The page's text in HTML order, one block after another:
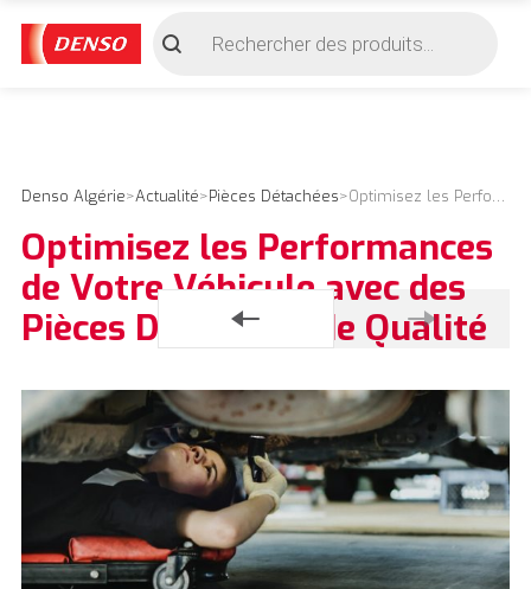
de
produits
Denso Algérie>Actualité>Pièces Détachées> Optimisez les Performances de Votre Véhicule avec des Pièces Détachées de Qualité
Optimisez les Performances
de Votre Véhicule avec des
Pièces Détachées de Qualité